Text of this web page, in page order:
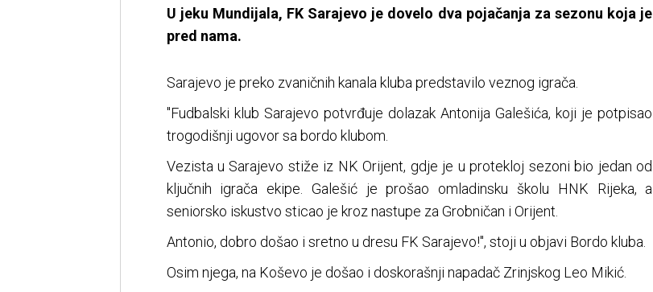
U jeku Mundijala, FK Sarajevo je dovelo dva pojačanja za sezonu koja je
pred nama.
Sarajevo je preko zvaničnih kanala kluba predstavilo veznog igrača.
"Fudbalski klub Sarajevo potvrđuje dolazak Antonija Galešića, koji je potpisao
trogodišnji ugovor sa bordo klubom.
Vezista u Sarajevo stiže iz NK Orijent, gdje je u protekloj sezoni bio jedan od
ključnih igrača ekipe. Galešić je prošao omladinsku školu HNK Rijeka, a
seniorsko iskustvo sticao je kroz nastupe za Grobničan i Orijent.
Antonio, dobro došao i sretno u dresu FK Sarajevo!", stoji u objavi Bordo kluba.
Osim njega, na Koševo je došao i doskorašnji napadač Zrinjskog Leo Mikić.